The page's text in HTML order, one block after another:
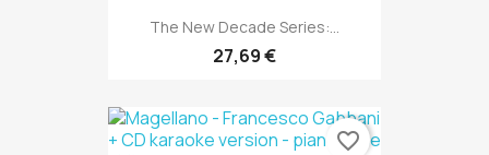
The New Decade Series:...
27,69 €
favorite_border